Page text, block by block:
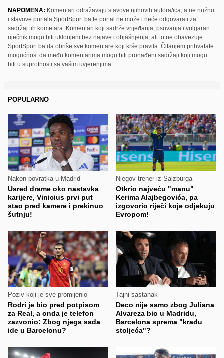
NAPOMENA: Komentari odražavaju stavove njihovih autora/ica, a ne nužno
i stavove portala SportSport.ba te portal ne može i neće odgovarati za
sadržaj tih kometara. Komentari koji sadrže vrijeđanja, psovanja i vulgaran
riječnik mogu biti uklonjeni bez najave i objašnjenja, ali to ne obavezuje
SportSport.ba da obriše sve komentare koji krše pravila. Čitanjem prihvatate
mogućnost da među komentarima mogu biti pronađeni sadržaji koji mogu
biti u suprotnosti sa vašim uvjerenjima.
POPULARNO
Nakon povratka u Madrid
Usred drame oko nastavka
karijere, Vinicius prvi put
stao pred kamere i prekinuo
šutnju!
Njegov trener iz Salzburga
Otkrio najveću "manu"
Kerima Alajbegovića, pa
izgovorio riječi koje odjekuju
Evropom!
Poziv koji je sve promijenio
Rodri je bio pred potpisom
za Real, a onda je telefon
zazvonio: Zbog njega sada
ide u Barcelonu?
Tajni sastanak
Deco nije samo zbog Juliana
Alvareza bio u Madridu,
Barcelona sprema "krađu
stoljeća"?